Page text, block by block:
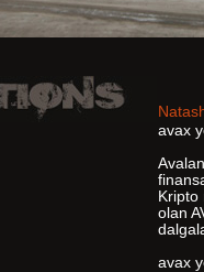
avax
Kripto
olan
avax